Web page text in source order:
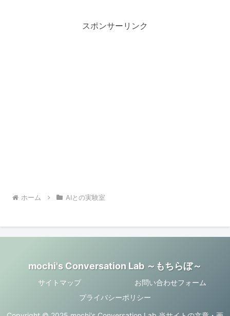
スポンサーリンク
ホーム AIとの実験室
mochi's Conversation Lab ～もちらぼ～
サイトマップ
お問い合わせフォーム
プライバシーポリシー